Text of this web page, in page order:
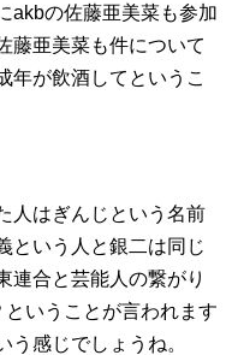
akbの佐藤亜美菜も参加
藤亜美菜も件について
年が飲酒してというこ
人はぎんじという名前
という人と銀二は同じ
連合と芸能人の繋がり
いうことが言われます
う感じでしょうね。